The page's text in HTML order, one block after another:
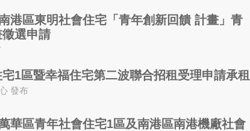
港區東明社會住宅「青年創新回饋 計畫」青
選申請
1區暨幸福住宅第二波聯合招租受理申請承租
發布
華區青年社會住宅1區及南港區南港機廠社會